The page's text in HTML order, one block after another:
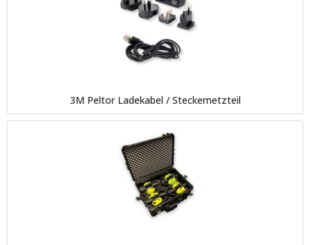
3M Peltor Ladekabel / Steckernetzteil